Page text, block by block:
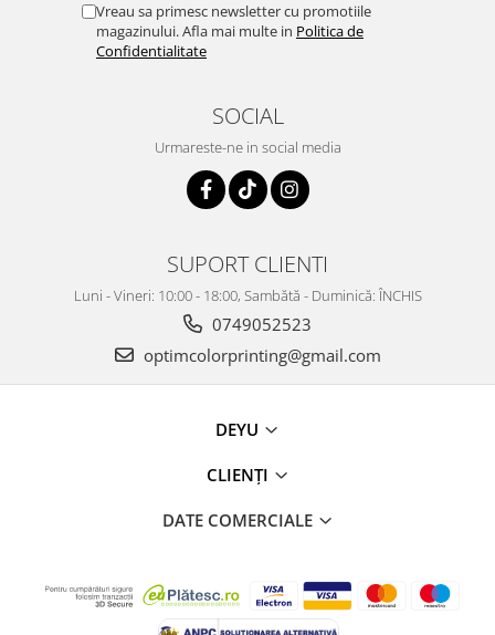
Vreau sa primesc newsletter cu promotiile
magazinului. Afla mai multe in Politica de
Confidentialitate
SOCIAL
Urmareste-ne in social media
SUPORT CLIENTI
Luni - Vineri: 10:00 - 18:00, Sambătă - Duminică: ÎNCHIS
0749052523
optimcolorprinting@gmail.com
DEYU
CLIENȚI
DATE COMERCIALE